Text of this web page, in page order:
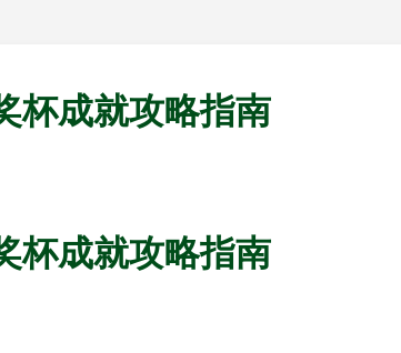
杯成就攻略指南
杯成就攻略指南